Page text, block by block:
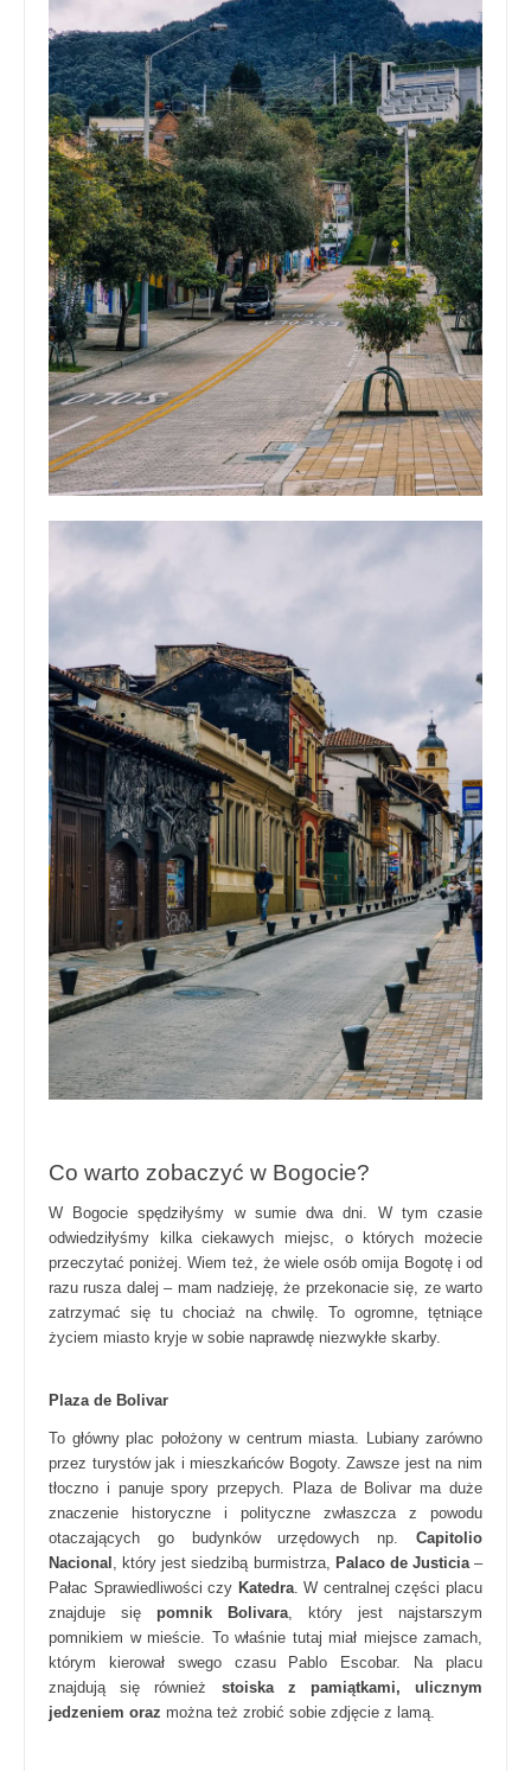
Co warto zobaczyć w Bogocie?
W Bogocie spędziłyśmy w sumie dwa dni. W tym czasie
odwiedziłyśmy kilka ciekawych miejsc, o których możecie
przeczytać poniżej. Wiem też, że wiele osób omija Bogotę i od
razu rusza dalej – mam nadzieję, że przekonacie się, ze warto
zatrzymać się tu chociaż na chwilę. To ogromne, tętniące
życiem miasto kryje w sobie naprawdę niezwykłe skarby.
Plaza de Bolivar
To główny plac położony w centrum miasta. Lubiany zarówno
przez turystów jak i mieszkańców Bogoty. Zawsze jest na nim
tłoczno i panuje spory przepych. Plaza de Bolivar ma duże
znaczenie historyczne i polityczne zwłaszcza z powodu
otaczających go budynków urzędowych np. Capitolio
Nacional , który jest siedzibą burmistrza, Palaco de Justicia–
Pałac Sprawiedliwości czy Katedra. W centralnej części placu
znajduje się pomnik Bolivara, który jest najstarszym
pomnikiem w mieście. To właśnie tutaj miał miejsce zamach,
którym kierował swego czasu Pablo Escobar. Na placu
znajdują się również stoiska z pamiątkami, ulicznym
jedzeniem oraz można też zrobić sobie zdjęcie z lamą.